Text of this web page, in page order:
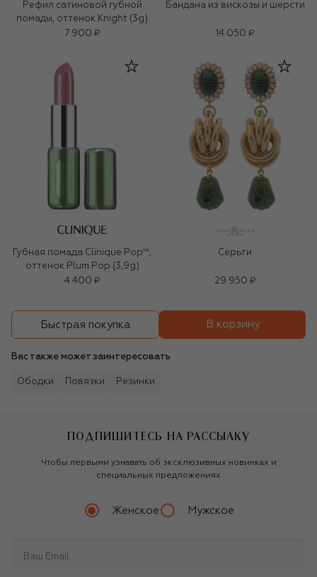
Рефил сатиновой губной
помады, оттенок Knight (3g)
7 900 ₽
Бандана из вискозы и шерсти
14 050 ₽
Губная помада Clinique Pop™,
оттенок Plum Pop (3,9g)
4 400 ₽
Серьги
29 950 ₽
Быстрая покупка В корзину
Вас также может заинтересовать
Ободки Повязки Резинки
ПОДПИШИТЕСЬ НА РАССЫЛКУ
Чтобы первыми узнавать об эксклюзивных новинках и
специальных предложениях
Женское Мужское